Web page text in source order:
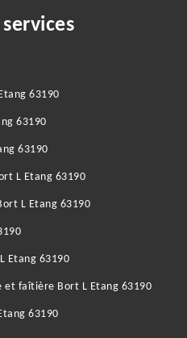
63190
63190
63190
L Etang 63190
L Etang 63190
Etang 63190
et faîtière Bort L Etang 63190
63190